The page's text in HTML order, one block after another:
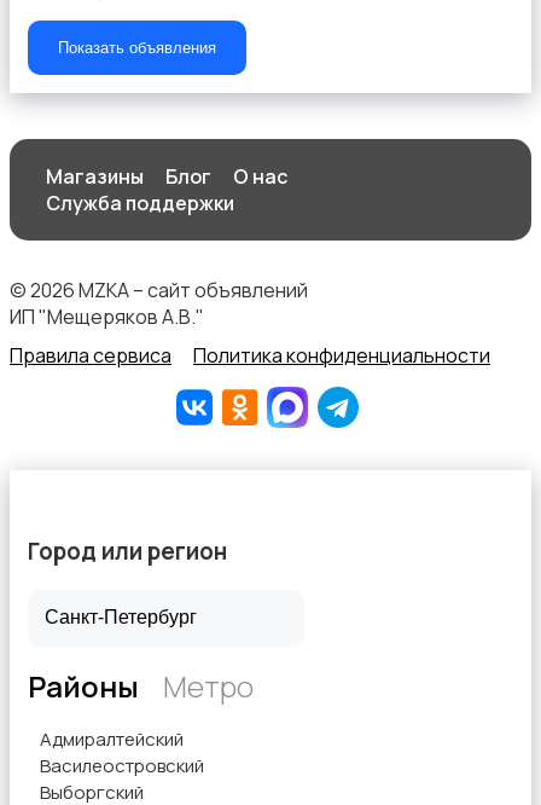
Показать объявления
Магазины Блог
О нас
Служба поддержки
© 2026 MZKA – сайт объявлений
ИП "Мещеряков А.В."
Правила сервиса
Политика конфиденциальности
Город или регион
Районы Метро
Адмиралтейский
Василеостровский
Выборгский